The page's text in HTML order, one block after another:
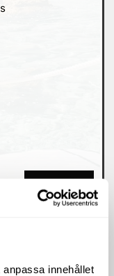
innehållet
och att